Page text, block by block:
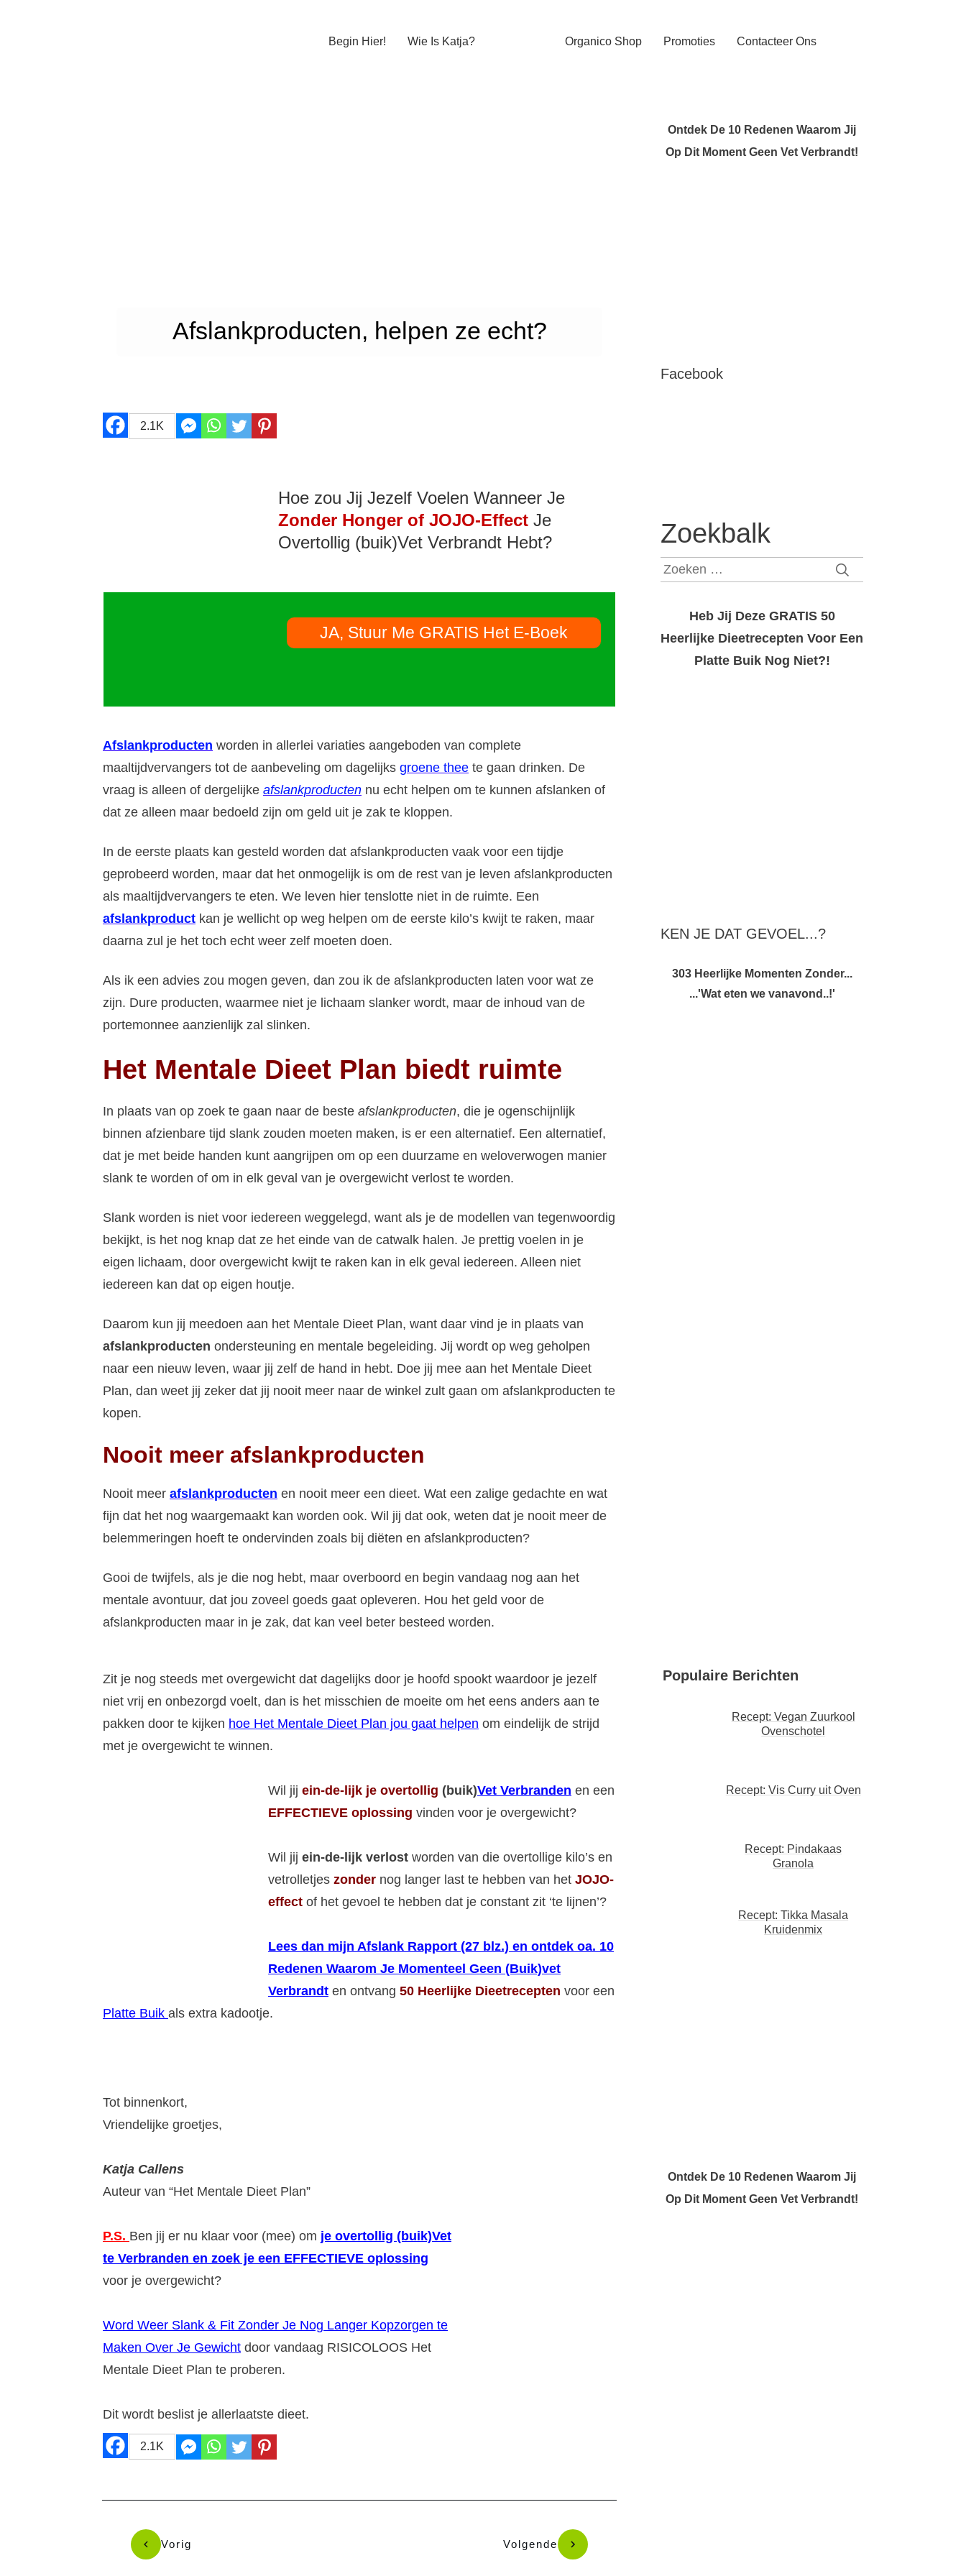
Begin Hier! Wie Is Katja? Organico Shop Promoties Contacteer Ons
Afslankproducten, helpen ze echt?
2.1K
Hoe zou Jij Jezelf Voelen Wanneer Je
Zonder Honger of JOJO-Effect Je
Overtollig (buik)Vet Verbrandt Hebt?
JA, Stuur Me GRATIS Het E-Boek
Afslankproducten worden in allerlei variaties aangeboden van complete
maaltijdvervangers tot de aanbeveling om dagelijks groene thee te gaan drinken. De
vraag is alleen of dergelijke afslankproducten nu echt helpen om te kunnen afslanken of
dat ze alleen maar bedoeld zijn om geld uit je zak te kloppen.
In de eerste plaats kan gesteld worden dat afslankproducten vaak voor een tijdje
geprobeerd worden, maar dat het onmogelijk is om de rest van je leven afslankproducten
als maaltijdvervangers te eten. We leven hier tenslotte niet in de ruimte. Een
afslankproduct kan je wellicht op weg helpen om de eerste kilo’s kwijt te raken, maar
daarna zul je het toch echt weer zelf moeten doen.
Als ik een advies zou mogen geven, dan zou ik de afslankproducten laten voor wat ze
zijn. Dure producten, waarmee niet je lichaam slanker wordt, maar de inhoud van de
portemonnee aanzienlijk zal slinken.
Het Mentale Dieet Plan biedt ruimte
In plaats van op zoek te gaan naar de beste afslankproducten, die je ogenschijnlijk
binnen afzienbare tijd slank zouden moeten maken, is er een alternatief. Een alternatief,
dat je met beide handen kunt aangrijpen om op een duurzame en weloverwogen manier
slank te worden of om in elk geval van je overgewicht verlost te worden.
Slank worden is niet voor iedereen weggelegd, want als je de modellen van tegenwoordig
bekijkt, is het nog knap dat ze het einde van de catwalk halen. Je prettig voelen in je
eigen lichaam, door overgewicht kwijt te raken kan in elk geval iedereen. Alleen niet
iedereen kan dat op eigen houtje.
Daarom kun jij meedoen aan het Mentale Dieet Plan, want daar vind je in plaats van
afslankproducten ondersteuning en mentale begeleiding. Jij wordt op weg geholpen
naar een nieuw leven, waar jij zelf de hand in hebt. Doe jij mee aan het Mentale Dieet
Plan, dan weet jij zeker dat jij nooit meer naar de winkel zult gaan om afslankproducten te
kopen.
Nooit meer afslankproducten
Nooit meer afslankproducten en nooit meer een dieet. Wat een zalige gedachte en wat
fijn dat het nog waargemaakt kan worden ook. Wil jij dat ook, weten dat je nooit meer de
belemmeringen hoeft te ondervinden zoals bij diëten en afslankproducten?
Gooi de twijfels, als je die nog hebt, maar overboord en begin vandaag nog aan het
mentale avontuur, dat jou zoveel goeds gaat opleveren. Hou het geld voor de
afslankproducten maar in je zak, dat kan veel beter besteed worden.
Zit je nog steeds met overgewicht dat dagelijks door je hoofd spookt waardoor je jezelf
niet vrij en onbezorgd voelt, dan is het misschien de moeite om het eens anders aan te
pakken door te kijken hoe Het Mentale Dieet Plan jou gaat helpen om eindelijk de strijd
met je overgewicht te winnen.
Wil jij ein-de-lijk je overtollig (buik)Vet Verbranden en een
EFFECTIEVE oplossing vinden voor je overgewicht?
Wil jij ein-de-lijk verlost worden van die overtollige kilo’s en
vetrolletjes zonder nog langer last te hebben van het JOJO-
effect of het gevoel te hebben dat je constant zit ‘te lijnen’?
Lees dan mijn Afslank Rapport (27 blz.) en ontdek oa. 10
Redenen Waarom Je Momenteel Geen (Buik)vet
Verbrandt en ontvang 50 Heerlijke Dieetrecepten voor een
Platte Buik als extra kadootje.
Tot binnenkort,
Vriendelijke groetjes,
Katja Callens
Auteur van “Het Mentale Dieet Plan”
P.S. Ben jij er nu klaar voor (mee) om je overtollig (buik)Vet
te Verbranden en zoek je een EFFECTIEVE oplossing
voor je overgewicht?
Word Weer Slank & Fit Zonder Je Nog Langer Kopzorgen te
Maken Over Je Gewicht door vandaag RISICOLOOS Het
Mentale Dieet Plan te proberen.
Dit wordt beslist je allerlaatste dieet.
2.1K
Vorig Volgende
Ontdek De 10 Redenen Waarom Jij
Op Dit Moment Geen Vet Verbrandt!
Facebook
Zoekbalk
Zoeken
Heb Jij Deze GRATIS 50
Heerlijke Dieetrecepten Voor Een
Platte Buik Nog Niet?!
KEN JE DAT GEVOEL...?
303 Heerlijke Momenten Zonder...
...'Wat eten we vanavond..!'
Populaire Berichten
Recept: Vegan Zuurkool
Ovenschotel
Recept: Vis Curry uit Oven
Recept: Pindakaas
Granola
Recept: Tikka Masala
Kruidenmix
Ontdek De 10 Redenen Waarom Jij
Op Dit Moment Geen Vet Verbrandt!